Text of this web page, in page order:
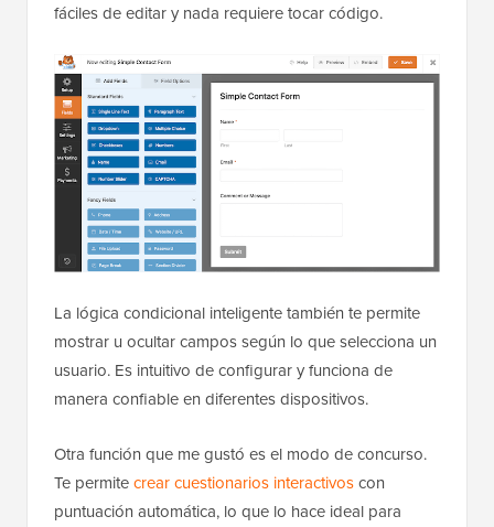
fáciles de editar y nada requiere tocar código.
La lógica condicional inteligente también te permite
mostrar u ocultar campos según lo que selecciona un
usuario. Es intuitivo de configurar y funciona de
manera confiable en diferentes dispositivos.
Otra función que me gustó es el modo de concurso.
Te permitecrear cuestionarios interactivoscon
puntuación automática, lo que lo hace ideal para